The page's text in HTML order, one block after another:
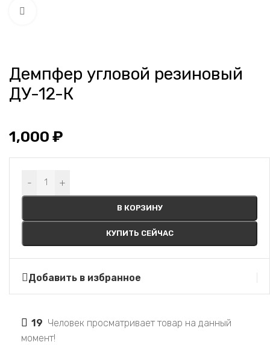
Демпфер угловой резиновый
ДУ-12-К
1,000 ₽
- +
В КОРЗИНУ
КУПИТЬ СЕЙЧАС
Alternative:
Добавить в избранное
19 Человек просматривает товар на данный
момент!